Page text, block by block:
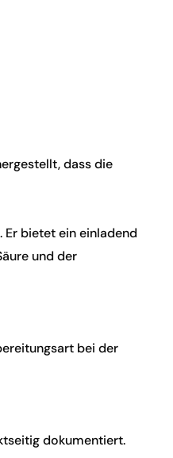
dass die
bietet ein einladend
und der
bei der
dokumentiert.